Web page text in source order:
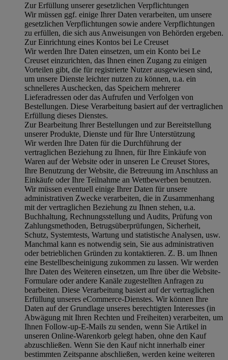
Zur Erfüllung unserer gesetzlichen Verpflichtungen
Wir müssen ggf. einige Ihrer Daten verarbeiten, um unsere
gesetzlichen Verpflichtungen sowie andere Verpflichtungen
zu erfüllen, die sich aus Anweisungen von Behörden ergeben.
Zur Einrichtung eines Kontos bei Le Creuset
Wir werden Ihre Daten einsetzen, um ein Konto bei Le
Creuset einzurichten, das Ihnen einen Zugang zu einigen
Vorteilen gibt, die für registrierte Nutzer ausgewiesen sind,
um unsere Dienste leichter nutzen zu können, u.a. ein
schnelleres Auschecken, das Speichern mehrerer
Lieferadressen oder das Aufrufen und Verfolgen von
Bestellungen. Diese Verarbeitung basiert auf der vertraglichen
Erfüllung dieses Dienstes.
Zur Bearbeitung Ihrer Bestellungen und zur Bereitstellung
unserer Produkte, Dienste und für Ihre Unterstützung
Wir werden Ihre Daten für die Durchführung der
vertraglichen Beziehung zu Ihnen, für Ihre Einkäufe von
Waren auf der Website oder in unseren Le Creuset Stores,
Ihre Benutzung der Website, die Betreuung im Anschluss an
Einkäufe oder Ihre Teilnahme an Wettbewerben benutzen.
Wir müssen eventuell einige Ihrer Daten für unsere
administrativen Zwecke verarbeiten, die in Zusammenhang
mit der vertraglichen Beziehung zu Ihnen stehen, u.a.
Buchhaltung, Rechnungsstellung und Audits, Prüfung von
Zahlungsmethoden, Betrugsüberprüfungen, Sicherheit,
Schutz, Systemtests, Wartung und statistische Analysen, usw.
Manchmal kann es notwendig sein, Sie aus administrativen
oder betrieblichen Gründen zu kontaktieren. Z. B. um Ihnen
eine Bestellbescheinigung zukommen zu lassen. Wir werden
Ihre Daten des Weiteren einsetzen, um Ihre über die Website-
Formulare oder andere Kanäle zugestellten Anfragen zu
bearbeiten. Diese Verarbeitung basiert auf der vertraglichen
Erfüllung unseres eCommerce-Dienstes. Wir können Ihre
Daten auf der Grundlage unseres berechtigten Interesses (in
Abwägung mit Ihren Rechten und Freiheiten) verarbeiten, um
Ihnen Follow-up-E-Mails zu senden, wenn Sie Artikel in
unseren Online-Warenkorb gelegt haben, ohne den Kauf
abzuschließen. Wenn Sie den Kauf nicht innerhalb einer
bestimmten Zeitspanne abschließen, werden keine weiteren